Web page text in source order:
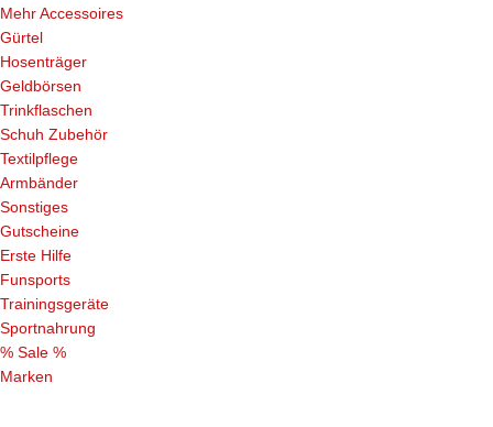
Mehr Accessoires
Gürtel
Hosenträger
Geldbörsen
Trinkflaschen
Schuh Zubehör
Textilpflege
Armbänder
Sonstiges
Gutscheine
Erste Hilfe
Funsports
Trainingsgeräte
Sportnahrung
% Sale %
Marken